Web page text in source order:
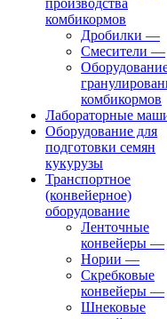
производства
комбикормов
Дробилки —
Смесители —
комбикормов
Лабораторные
Оборудование для
подготовки семян
кукурузы
Транспортное
(конвейерное)
оборудование
Ленточные
конвейеры —
Нории —
Скребковые
конвейеры —
Шнековые